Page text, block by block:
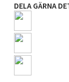
DELA GÄRNA